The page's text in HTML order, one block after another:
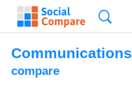
Communications
compare